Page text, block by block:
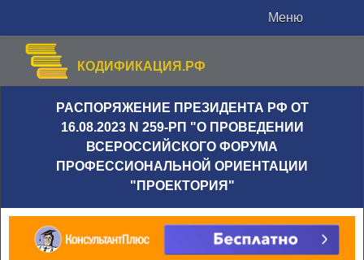
Меню
КОДИФИКАЦИЯ.РФ
РАСПОРЯЖЕНИЕ ПРЕЗИДЕНТА РФ ОТ
16.08.2023 N 259-РП "О ПРОВЕДЕНИИ
ВСЕРОССИЙСКОГО ФОРУМА
ПРОФЕССИОНАЛЬНОЙ ОРИЕНТАЦИИ
"ПРОЕКТОРИЯ"